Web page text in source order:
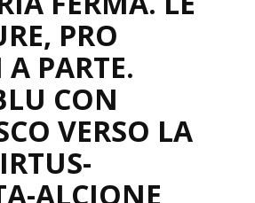
PRO
A PARTE.
CON
VERSO LA
ALCIONE